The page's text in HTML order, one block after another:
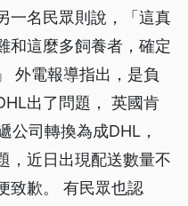
一名民眾則說，「這真
和這麼多飼養者，確定
外電報導指出，是負
出了問題， 英國肯
公司轉換為成DHL，
，近日出現配送數量不
致歉。 有民眾也認